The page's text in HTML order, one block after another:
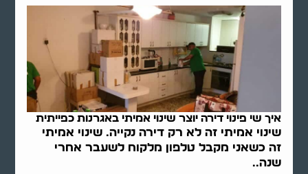
איך שי פינוי דירה יוצר שינוי אמיתי באגרנות כפייתית
שינוי אמיתי זה לא רק דירה נקייה. שינוי אמיתי
זה כשאני מקבל טלפון מלקוח לשעבר אחרי
שנה..